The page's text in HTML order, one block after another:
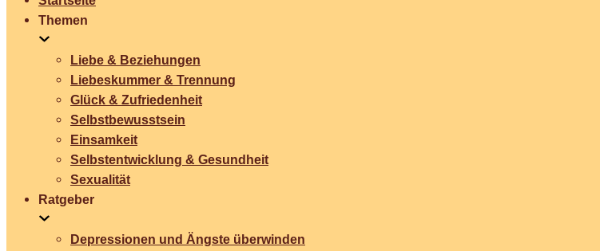
Themen
Liebe & Beziehungen
Liebeskummer & Trennung
Glück & Zufriedenheit
Selbstbewusstsein
Einsamkeit
Selbstentwicklung & Gesundheit
Sexualität
Ratgeber
Depressionen und Ängste überwinden